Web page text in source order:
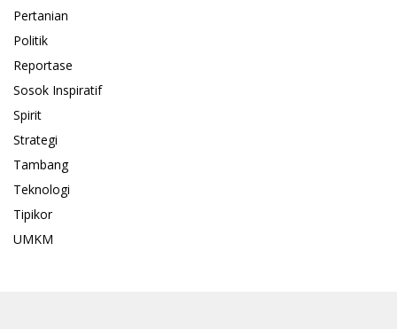
Pertanian
Politik
Reportase
Sosok Inspiratif
Spirit
Strategi
Tambang
Teknologi
Tipikor
UMKM